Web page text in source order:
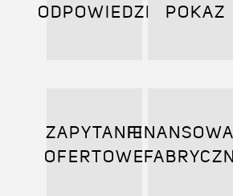
ODPOWIEDZI
POKAZ
ZAPYTANIE
OFERTOWE